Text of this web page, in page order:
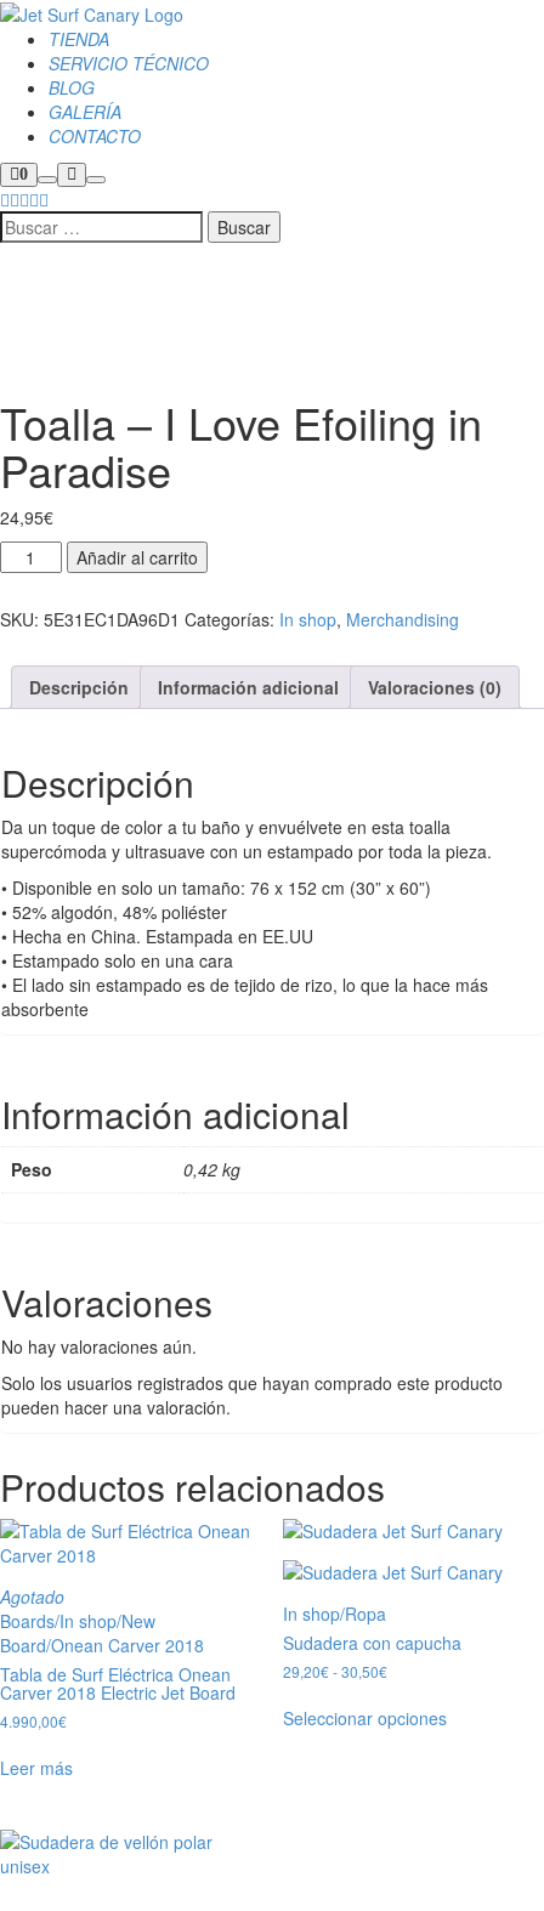
TIENDA
SERVICIO TÉCNICO
BLOG
GALERÍA
CONTACTO
0Barra
lateral
de
la
tienda
Buscar
Más
información
Menú
principal
Toalla – I Love Efoiling in
Paradise
24,95€
Toalla
-
Love
in
Paradise
Añadir al carrito
SKU: 5E31EC1DA96D1 Categorías: In shop, Merchandising
Descripción Información adicional Valoraciones (0)
Descripción
Da un toque de color a tu baño y envuélvete en esta toalla
supercómoda y ultrasuave con un estampado por toda la pieza.
• Disponible en solo un tamaño: 76 x 152 cm (30” x 60”)
• 52% algodón, 48% poliéster
• Hecha en China. Estampada en EE.UU
• Estampado solo en una cara
• El lado sin estampado es de tejido de rizo, lo que la hace más
absorbente
Información adicional
Peso 0,42 kg
Valoraciones
No hay valoraciones aún.
Solo los usuarios registrados que hayan comprado este producto
pueden hacer una valoración.
Productos relacionados
Agotado
Boards/In shop/New
Board/Onean Carver 2018
Tabla de Surf Eléctrica Onean
Carver 2018 Electric Jet Board
4.990,00€
Leer más
In shop/Ropa
Sudadera con capucha
29,20€-30,50€Rango
precios:
desde
Seleccionar opcionesproducto